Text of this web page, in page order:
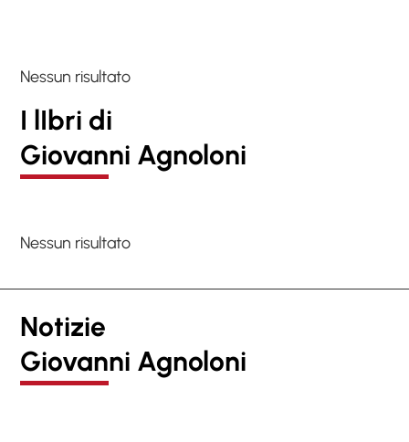
Nessun risultato
I lIbri di
Giovanni Agnoloni
Nessun risultato
Notizie
Giovanni Agnoloni